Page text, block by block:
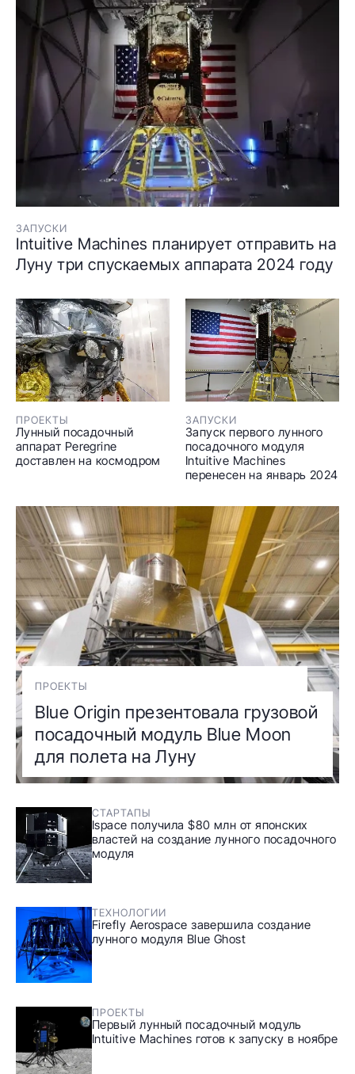
ЗАПУСКИ
Intuitive Machines планирует отправить на
Луну три спускаемых аппарата 2024 году
ПРОЕКТЫ
Лунный посадочный
аппарат Peregrine
доставлен на космодром
ЗАПУСКИ
Запуск первого лунного
посадочного модуля
Intuitive Machines
перенесен на январь 2024
ПРОЕКТЫ
Blue Origin презентовала грузовой
посадочный модуль Blue Moon
для полета на Луну
СТАРТАПЫ
Ispace получила $80 млн от японских
властей на создание лунного посадочного
модуля
ТЕХНОЛОГИИ
Firefly Aerospace завершила создание
лунного модуля Blue Ghost
ПРОЕКТЫ
Первый лунный посадочный модуль
Intuitive Machines готов к запуску в ноябре